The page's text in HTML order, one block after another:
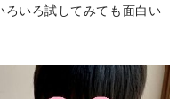
ろいろ試してみても面白い